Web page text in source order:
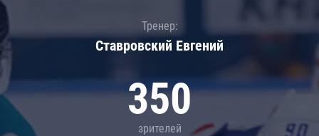
Тренер:
Ставровский Евгений
350
зрителей